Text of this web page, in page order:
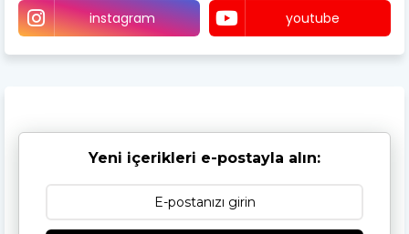
instagram youtube
Yeni içerikleri e-postayla alın: